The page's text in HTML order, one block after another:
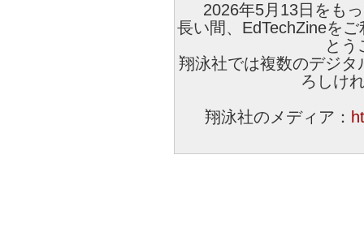
2026年5月13日をも
長い間、EdTechZineを
とう
翔泳社では複数のデジ
ろしけ
翔泳社のメディア：